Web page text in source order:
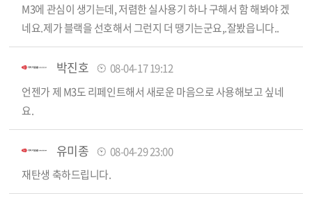
M3에 관심이 생기는데, 저렴한 실사용기 하나 구해서 함 해봐야 겠
네요.제가 블랙을 선호해서 그런지 더 땡기는군요,.잘봤읍니다..
박진호
08-04-17 19:12
언젠가 제 M3도 리페인트해서 새로운 마음으로 사용해보고 싶네
요.
유미종
08-04-29 23:00
재탄생 축하드립니다.